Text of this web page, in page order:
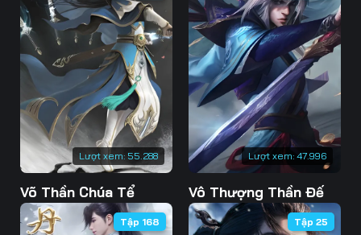
Lượt xem: 55.288
Võ Thần Chúa Tể
Lượt xem: 47.996
Vô Thượng Thần Đế
Tập 168 Tập 25